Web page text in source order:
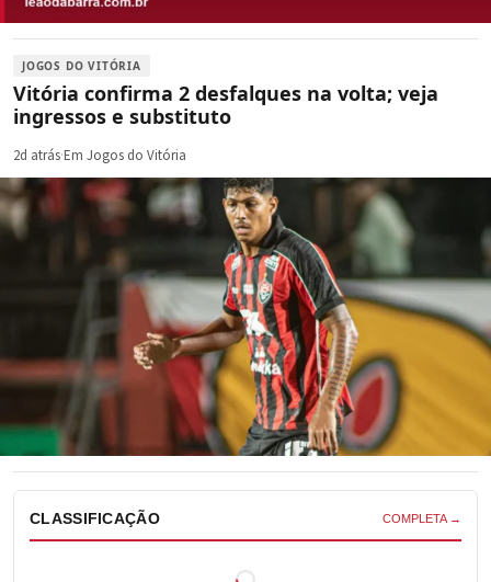
JOGOS DO VITÓRIA
Vitória confirma 2 desfalques na volta; veja
ingressos e substituto
2d atrás·Em Jogos do Vitória
CLASSIFICAÇÃO COMPLETA →